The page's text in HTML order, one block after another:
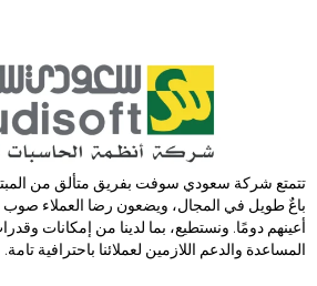
تتمتع شركة سعودي سوفت بفریق متألق من
باعٌ طویل في المجال، ویضعون رضا العملاء صوب
أعینھم دومًا. ونستطیع، بما لدینا من إمكانات
المساعدة والدعم اللازمین لعملائنا باحترافیة تامة.